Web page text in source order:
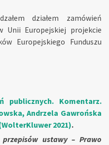
działem zamówień
Unii Europejskiej projekcie
Europejskiego Funduszu
publicznych. Komentarz.
Andrzela Gawrońska
2021).
ustawy – Prawo